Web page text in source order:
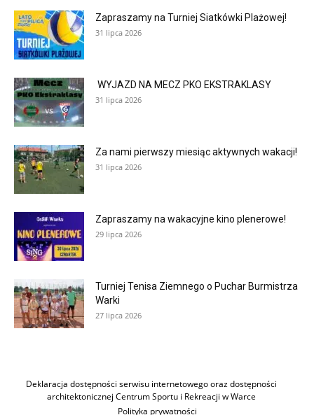
Zapraszamy na Turniej Siatkówki Plażowej!
31 lipca 2026
WYJAZD NA MECZ PKO EKSTRAKLASY
31 lipca 2026
Za nami pierwszy miesiąc aktywnych wakacji!
31 lipca 2026
Zapraszamy na wakacyjne kino plenerowe!
29 lipca 2026
Turniej Tenisa Ziemnego o Puchar Burmistrza
Warki
27 lipca 2026
Deklaracja dostępności serwisu internetowego oraz dostępności
architektonicznej Centrum Sportu i Rekreacji w Warce
Polityka prywatności